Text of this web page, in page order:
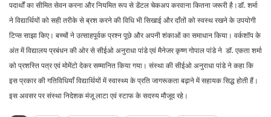
पदार्थों का सीमित सेवन करना और नियमित रूप से डेंटल चेकअप करवाना कितना जरूरी है।डॉ. शर्मा
ने विद्यार्थियों को सही तरीके से ब्रश करने की विधि भी सिखाई और दाँतों को स्वस्थ रखने के उपयोगी
टिप्स साझा किए। बच्चों ने उत्साहपूर्वक प्रश्न पूछे और अपनी शंकाओं का समाधान किया। वर्कशॉप के
अंत में विद्यालय प्रबंधन की ओर से सीईओ अनुराधा पांडे एवं मैनेजर कृष्ण गोपाल पांडे ने डॉ. एकता शर्मा
को प्रशस्ति पत्र एवं मोमेंटो देकर सम्मानित किया गया। संस्था की सीईओ अनुराधा पांडे ने कहा कि
इस प्रकार की गतिविधियाँ विद्यार्थियों में स्वास्थ्य के प्रति जागरूकता बढ़ाने में सहायक सिद्ध होती हैं।
इस अवसर पर संस्था निदेशक मंजू लाटा एवं स्टाफ के सदस्य मौजूद रहे।